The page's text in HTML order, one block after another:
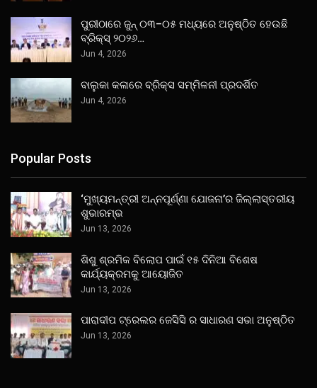
ପୁରୀଠାରେ ଜୁନ୍ ୦୩–୦୫ ମଧ୍ୟରେ ଅନୁଷ୍ଠିତ ହେଉଛି
ବ୍ରିକ୍ସ୍ ୨୦୨୬…
Jun 4, 2026
ବାଲୁକା କଳାରେ ବ୍ରିକ୍ସ ସମ୍ମିଳନୀ ପ୍ରଦର୍ଶିତ
Jun 4, 2026
Popular Posts
‘ମୁଖ୍ୟମନ୍ତ୍ରୀ ଅନ୍ନପୂର୍ଣ୍ଣା ଯୋଜନା’ର ଜିଲ୍ଲାସ୍ତରୀୟ
ଶୁଭାରମ୍ଭ
Jun 13, 2026
ଶିଶୁ ଶ୍ରମିକ ବିଲୋପ ପାଇଁ ୧୫ ଦିନିଆ ବିଶେଷ
କାର୍ଯ୍ୟକ୍ରମକୁ ଆୟୋଜିତ
Jun 13, 2026
ପାରାଦୀପ ଟ୍ରେଲର ଜେସିସି ର ସାଧାରଣ ସଭା ଅନୁଷ୍ଠିତ
Jun 13, 2026